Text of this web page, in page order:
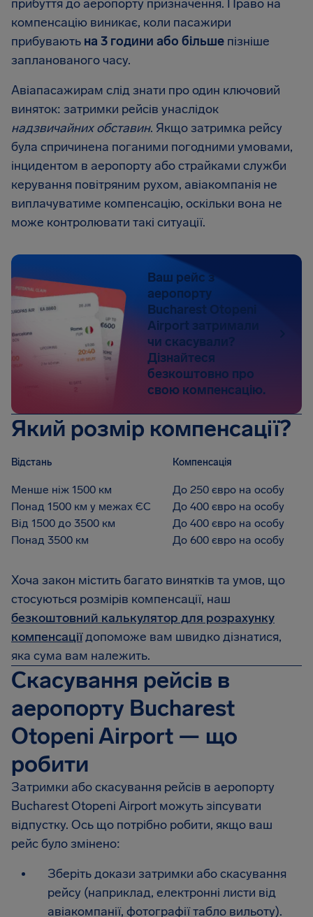
прибуття до аеропорту призначення. Право на
компенсацію виникає, коли пасажири
прибувають на 3 години або більше пізніше
запланованого часу.
Авіапасажирам слід знати про один ключовий
виняток: затримки рейсів унаслідок
надзвичайних обставин. Якщо затримка рейсу
була спричинена поганими погодними умовами,
інцидентом в аеропорту або страйками служби
керування повітряним рухом, авіакомпанія не
виплачуватиме компенсацію, оскільки вона не
може контролювати такі ситуації.
Ваш рейс з
аеропорту
Bucharest Otopeni
Airport затримали
чи скасували?
Дізнайтеся
безкоштовно про
свою компенсацію.
Який розмір компенсації?
Відстань Компенсація
Менше ніж 1500 км
До 250 євро на особу
Понад 1500 км у межах ЄС
До 400 євро на особу
Від 1500 до 3500 км
До 400 євро на особу
Понад 3500 км
До 600 євро на особу
Хоча закон містить багато винятків та умов, що
стосуються розмірів компенсації, наш
безкоштовний калькулятор для розрахунку
компенсаціїдопоможе вам швидко дізнатися,
яка сума вам належить.
Скасування рейсів в
аеропорту Bucharest
Otopeni Airport — що
робити
Затримки або скасування рейсів в аеропорту
Bucharest Otopeni Airport можуть зіпсувати
відпустку. Ось що потрібно робити, якщо ваш
рейс було змінено:
Зберіть докази затримки або скасування
рейсу (наприклад, електронні листи від
авіакомпанії, фотографії табло вильоту).